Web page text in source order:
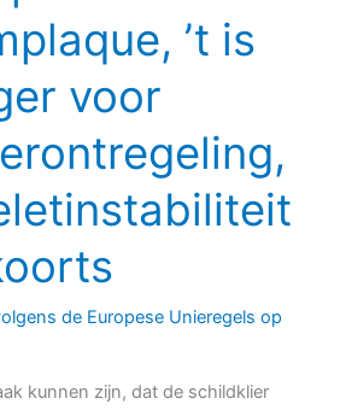
’t is
voor
de Europese Unieregels op
kunnen zijn, dat de schildklier